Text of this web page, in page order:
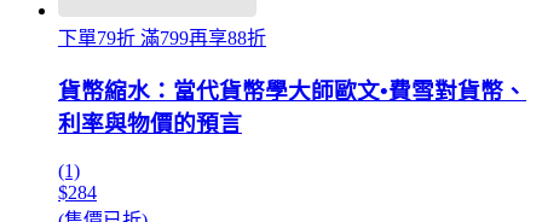
下單79折 滿799再享88折
貨幣縮水：當代貨幣學大師歐文•費雪對貨幣、
利率與物價的預言
(1)
$284